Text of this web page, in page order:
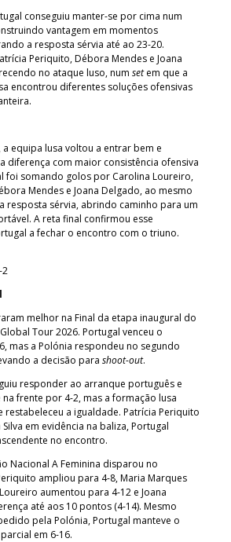
conseguiu manter-se por cima num
vantagem em momentos
a resposta sérvia até ao 23-20.
Periquito, Débora Mendes e Joana
no ataque luso, num setem que a
encontrou diferentes soluções ofensivas
equipa lusa voltou a entrar bem e
diferença com maior consistência ofensiva
foi somando golos por Carolina Loureiro,
Mendes e Joana Delgado, ao mesmo
resposta sérvia, abrindo caminho para um
A reta final confirmou esse
a fechar o encontro com o triuno.
2
melhor na Final da etapa inaugural do
Tour 2026. Portugal venceu o
mas a Polónia respondeu no segundo
a decisão para shoot-out.
responder ao arranque português e
frente por 4-2, mas a formação lusa
restabeleceu a igualdade. Patrícia Periquito
em evidência na baliza, Portugal
no encontro.
Nacional A Feminina disparou no
ampliou para 4-8, Maria Marques
aumentou para 4-12 e Joana
até aos 10 pontos (4-14). Mesmo
pela Polónia, Portugal manteve o
em 6-16.